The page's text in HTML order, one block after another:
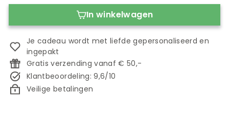
In winkelwagen
Je cadeau wordt met liefde gepersonaliseerd en
ingepakt
Gratis verzending vanaf € 50,-
Klantbeoordeling: 9,6/10
Veilige betalingen